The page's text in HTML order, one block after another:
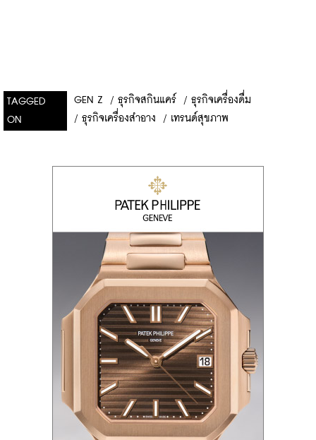
TAGGED
ON
GEN Z / ธุรกิจสกินแคร์ / ธุรกิจเครื่องดื่ม
/ ธุรกิจเครื่องสำอาง / เทรนด์สุขภาพ